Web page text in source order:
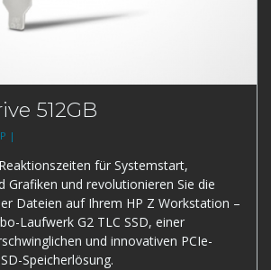
512GB
|
für Systemstart,
Grafiken und revolutionieren Sie die
Dateien auf Ihrem HP Z Workstation –
Laufwerk G2 TLC SSD, einer
und innovativen PCIe-
Speicherlösung.